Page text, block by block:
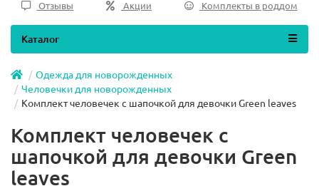
Отзывы Акции Комплекты в роддом
Каталог
Одежда для новорожденных
Человечки для новорожденных
Комплект человечек с шапочкой для девочки Green leaves
Комплект человечек с
шапочкой для девочки Green
leaves